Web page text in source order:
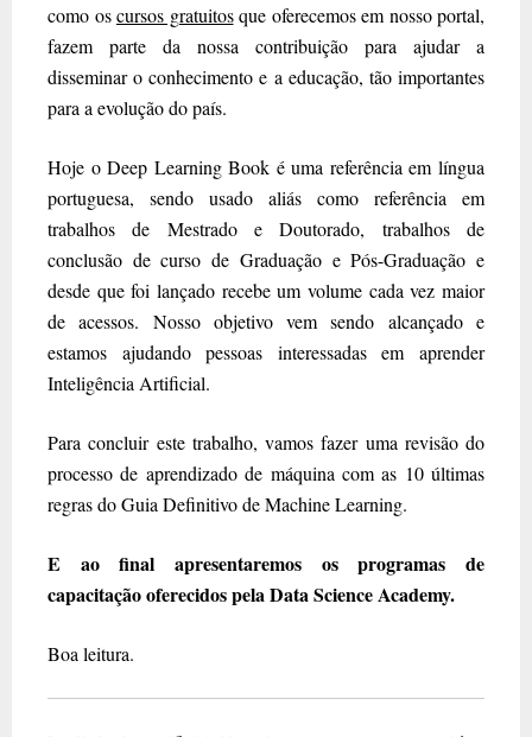
como oscursos gratuitosque oferecemos em nosso portal,
fazem parte da nossa contribuição para ajudar a
disseminar o conhecimento e a educação, tão importantes
para a evolução do país.
Hoje o Deep Learning Book é uma referência em língua
portuguesa, sendo usado aliás como referência em
trabalhos de Mestrado e Doutorado, trabalhos de
conclusão de curso de Graduação e Pós-Graduação e
desde que foi lançado recebe um volume cada vez maior
de acessos. Nosso objetivo vem sendo alcançado e
estamos ajudando pessoas interessadas em aprender
Inteligência Artificial.
Para concluir este trabalho, vamos fazer uma revisão do
processo de aprendizado de máquina com as 10 últimas
regras do Guia Definitivo de Machine Learning.
E ao final apresentaremos os programas de
capacitação oferecidos pela Data Science Academy.
Boa leitura.